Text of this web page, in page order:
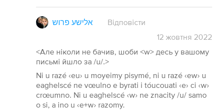
אלישע פרוש
Відповісти
12жовтня 2022
<Але ніколи не бачив, шоби <w> десь у вашому
письмі йшло за /u/.>
Ni u razé ‹eu› u moyeimy pisymé, ni u razé ‹ew› u
eaghelscé ne vœulno e byrati i tóucouati ‹e› ci ‹w›
crœumno. Ni u eaghelscé ‹w› ne znacity /u/ samo
o si, a ino u ‹e+w› razomy.